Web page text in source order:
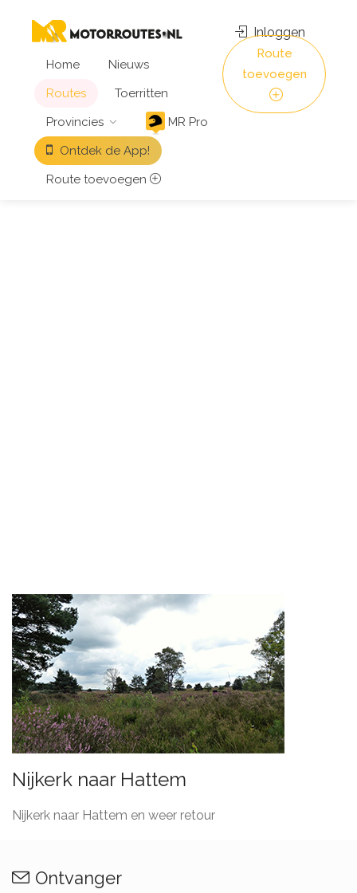
Home
Nieuws
Routes
Toerritten
Provincies
MR Pro
Ontdek de App!
Route toevoegen
Inloggen
Route
toevoegen
Nijkerk naar Hattem
Nijkerk naar Hattem en weer retour
Ontvanger